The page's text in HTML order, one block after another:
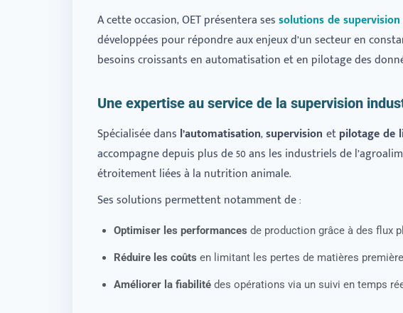
A cette occasion, OET présentera sessolutions de
développées pour répondre aux enjeux d’un secteur en
besoins croissants en automatisation et en pilotage des
Une expertise au service de la supervision
Spécialisée dans l’automatisation,supervision etpilotage de
accompagne depuis plus de 50 ans les industriels de
étroitement liées à la nutrition animale.
Ses solutions permettent notamment de :
Optimiser les performances de production grâce à des flux
Réduire les coûts en limitant les pertes de matières
Améliorer la fiabilitédes opérations via un suivi en temps